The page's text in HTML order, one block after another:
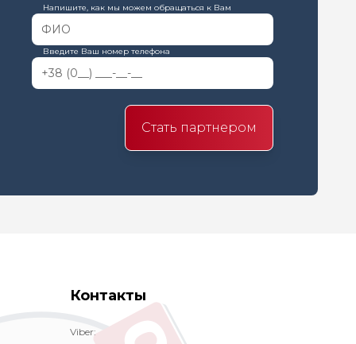
Напишите, как мы можем обращаться к Вам
Введите Ваш номер телефона
Стать партнером
Контакты
Viber: